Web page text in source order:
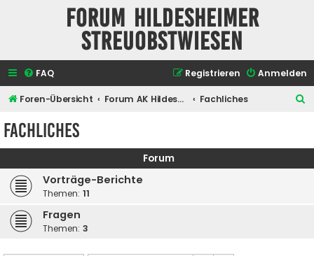
Forum Hildesheimer
Streuobstwiesen
FAQ Anmelden
Registrieren
Foren-Übersicht Forum AK Hildesheimer Streuobstwiesen Fachliches
e
Fachliches
Forum
Vorträge-Berichte
Themen: 11
Fragen
Themen: 3